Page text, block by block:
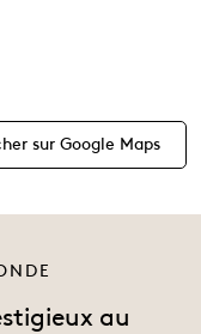
sur Google Maps
au